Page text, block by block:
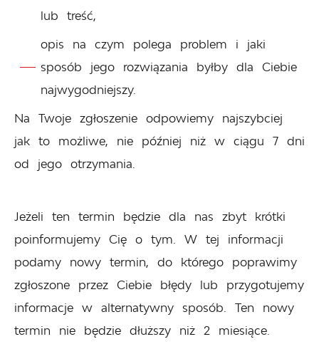
lub treść,
opis na czym polega problem i jaki
sposób jego rozwiązania byłby dla Ciebie
najwygodniejszy.
Na Twoje zgłoszenie odpowiemy najszybciej
jak to możliwe, nie później niż w ciągu 7 dni
od jego otrzymania.
Jeżeli ten termin będzie dla nas zbyt krótki
poinformujemy Cię o tym. W tej informacji
podamy nowy termin, do którego poprawimy
zgłoszone przez Ciebie błędy lub przygotujemy
informacje w alternatywny sposób. Ten nowy
termin nie będzie dłuższy niż 2 miesiące.